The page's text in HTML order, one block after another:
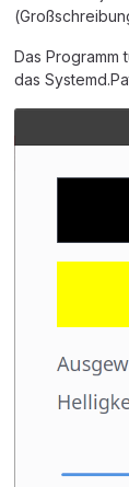
Das
das